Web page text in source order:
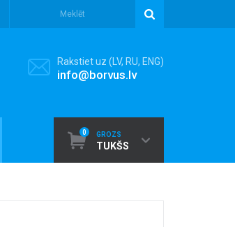
Rakstiet uz (LV, RU, ENG)
info@borvus.lv
0 GROZS
TUKŠS